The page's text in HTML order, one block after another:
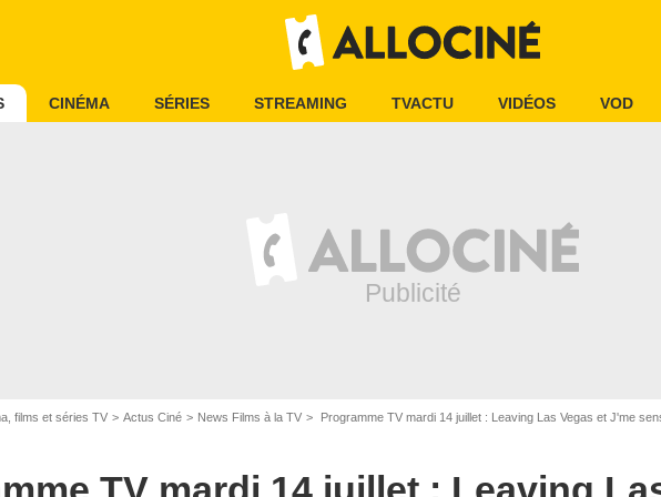
CINÉMA SÉRIES STREAMING TVACTU VIDÉOS VOD
films et séries TV Actus Ciné News Films à la TV Programme TV mardi 14 juillet : Leaving Las Vegas et J'me